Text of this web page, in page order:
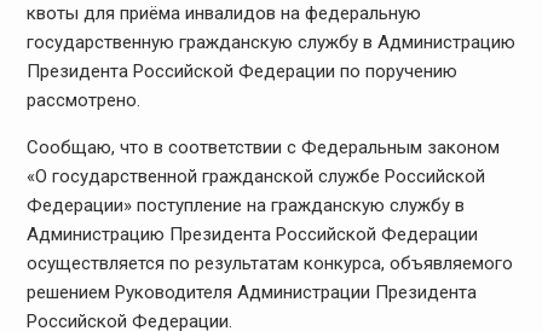
квоты для приёма инвалидов на федеральную
государственную гражданскую службу в Администрацию
Президента Российской Федерации по поручению
рассмотрено.
Сообщаю, что в соответствии с Федеральным законом
«О государственной гражданской службе Российской
Федерации» поступление на гражданскую службу в
Администрацию Президента Российской Федерации
осуществляется по результатам конкурса, объявляемого
решением Руководителя Администрации Президента
Российской Федерации.